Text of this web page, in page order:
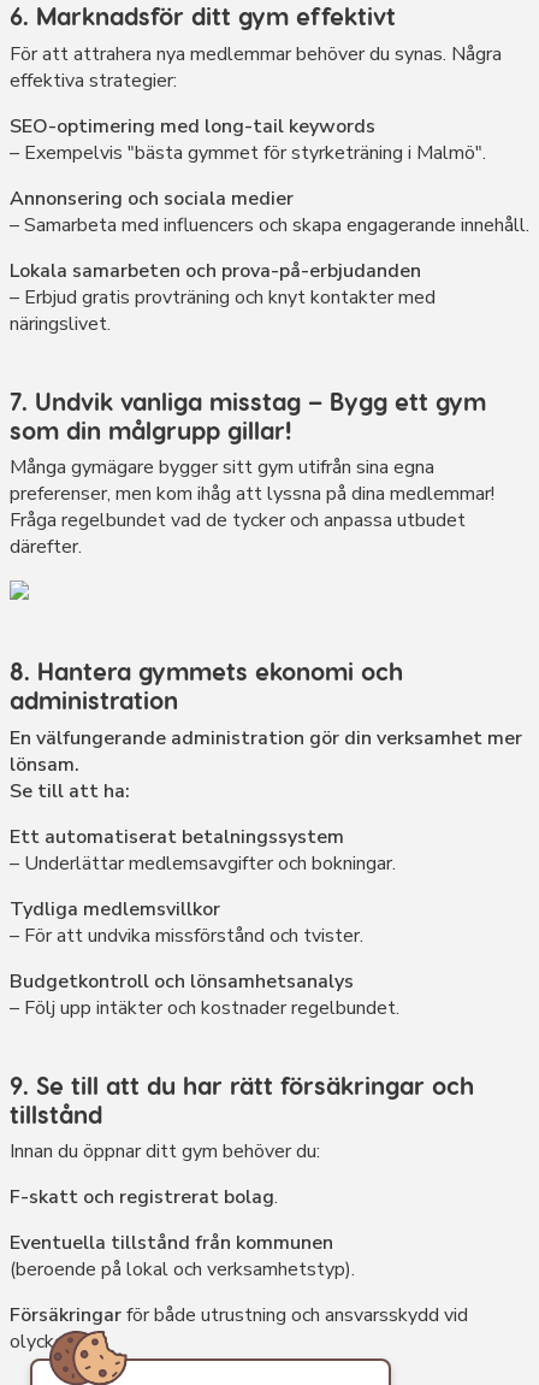
6. Marknadsför ditt gym effektivt
För att attrahera nya medlemmar behöver du synas. Några
effektiva strategier:
SEO-optimering med long-tail keywords
– Exempelvis "bästa gymmet för styrketräning i Malmö".
Annonsering och sociala medier
– Samarbeta med influencers och skapa engagerande innehåll.
Lokala samarbeten och prova-på-erbjudanden
– Erbjud gratis provträning och knyt kontakter med
näringslivet.
7. Undvik vanliga misstag – Bygg ett gym
som din målgrupp gillar!
Många gymägare bygger sitt gym utifrån sina egna
preferenser, men kom ihåg att lyssna på dina medlemmar!
Fråga regelbundet vad de tycker och anpassa utbudet
därefter.
8. Hantera gymmets ekonomi och
administration
En välfungerande administration gör din verksamhet mer
lönsam.
Se till att ha:
Ett automatiserat betalningssystem
– Underlättar medlemsavgifter och bokningar.
Tydliga medlemsvillkor
– För att undvika missförstånd och tvister.
Budgetkontroll och lönsamhetsanalys
– Följ upp intäkter och kostnader regelbundet.
9. Se till att du har rätt försäkringar och
tillstånd
Innan du öppnar ditt gym behöver du:
F-skatt och registrerat bolag.
Eventuella tillstånd från kommunen
(beroende på lokal och verksamhetstyp).
Försäkringarför både utrustning och ansvarsskydd vid
olyckor.